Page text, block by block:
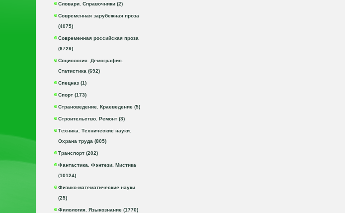
Словари. Справочники (2)
Современная зарубежная проза
(4075)
Современная российская проза
(6729)
Социология. Демография.
Статистика (692)
Спецназ (1)
Спорт (173)
Страноведение. Краеведение (5)
Строительство. Ремонт (3)
Техника. Технические науки.
Охрана труда (805)
Транспорт (202)
Фантастика. Фэнтези. Мистика
(10124)
Физико-математические науки
(25)
Филология. Языкознание (1770)